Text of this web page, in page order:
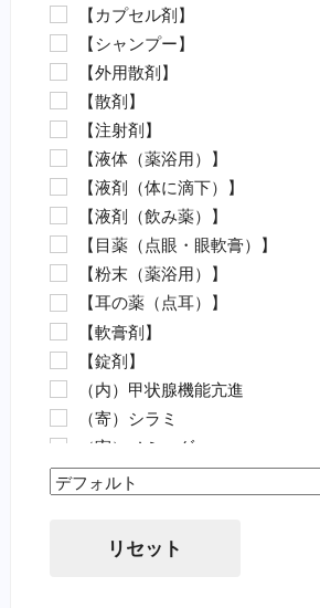
カラムナリス病対策（魚）
水カビ病対策（魚）
白点病対策（魚）
イカリムシ・ウオジラミ（魚
ハダムシ駆除（魚）
類結節症（魚）
麻酔（魚）
外傷（魚）
害虫駆除（魚）
【動物病院の薬（要指示医薬
抗菌剤・抗生物質（要・犬）
抗菌剤・抗生物質（要・猫）
ノミ・ダニ駆除薬（要・犬）
ノミ・ダニ駆除薬（要・猫）
フィラリア（要・犬）
フィラリア（要・猫）
虫下し・寄生虫駆除（要・犬
胃腸薬・消化器用（要・犬）
目薬・眼軟膏（要・犬）
【カプセル剤】
【シャンプー】
【外用散剤】
【散剤】
【注射剤】
【液体（薬浴用）】
【液剤（体に滴下）】
【液剤（飲み薬）】
【目薬（点眼・眼軟膏）】
【粉末（薬浴用）】
【耳の薬（点耳）】
【軟膏剤】
【錠剤】
（内）甲状腺機能亢進
（寄）シラミ
（寄）ノミ・ダニ
（寄）フィラリア
（寄）蚊
Sort Products
リセット